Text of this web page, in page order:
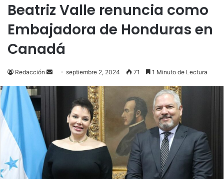
Beatriz Valle renuncia como
Embajadora de Honduras en
Canadá
Redacción
Sendseptiembre 2, 2024 71 1 Minuto de Lectura